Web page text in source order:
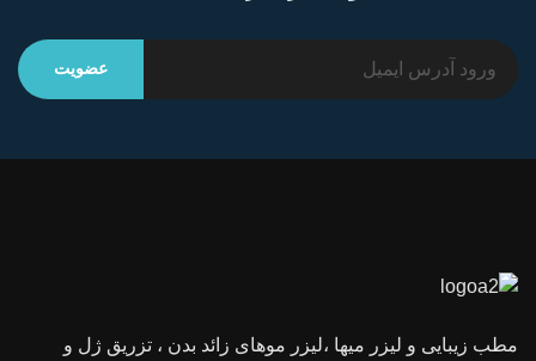
مطب زیبایی و لیزر میها ،لیزر موهای زائد بدن ، تزریق ژل و